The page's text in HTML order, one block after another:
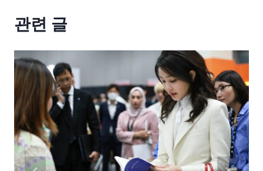
관련 글